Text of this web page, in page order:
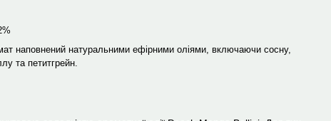
наповнений натуральними ефірними оліями, включаючи сосну,
та петитгрейн.